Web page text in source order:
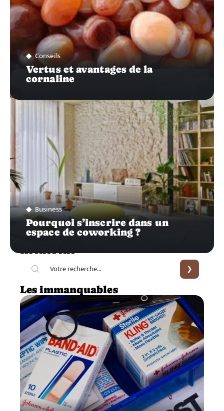
Conseils
Vertus et avantages de la
cornaline
Business
Pourquoi s’inscrire dans un
espace de coworking ?
Les immanquables